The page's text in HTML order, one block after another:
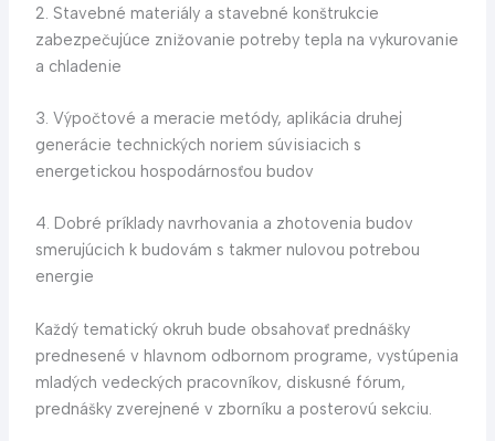
2. Stavebné materiály a stavebné konštrukcie
zabezpečujúce znižovanie potreby tepla na vykurovanie
a chladenie
3. Výpočtové a meracie metódy, aplikácia druhej
generácie technických noriem súvisiacich s
energetickou hospodárnosťou budov
4. Dobré príklady navrhovania a zhotovenia budov
smerujúcich k budovám s takmer nulovou potrebou
energie
Každý tematický okruh bude obsahovať prednášky
prednesené v hlavnom odbornom programe, vystúpenia
mladých vedeckých pracovníkov, diskusné fórum,
prednášky zverejnené v zborníku a posterovú sekciu.